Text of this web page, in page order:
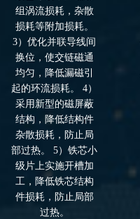
组涡流损耗，杂散
损耗等附加损耗。
3）优化并联导线间
换位，使交链磁通
均匀，降低漏磁引
起的环流损耗。 4）
采用新型的磁屏蔽
结构，降低结构件
杂散损耗，防止局
部过热。 5）铁芯小
级片上实施开槽加
工，降低铁芯结构
件损耗，防止局部
过热。